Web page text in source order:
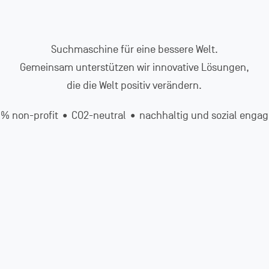
Suchmaschine für eine bessere Welt.
Gemeinsam unterstützen wir innovative Lösungen,
die die Welt positiv verändern.
non-profit • CO2-neutral • nachhaltig und sozial